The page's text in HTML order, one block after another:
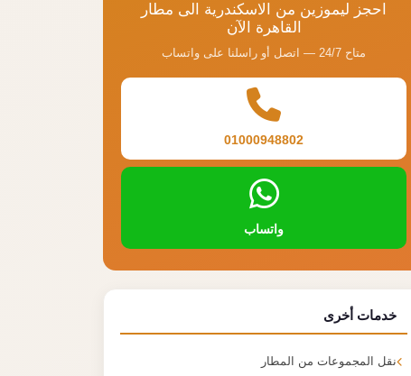
احجز ليموزين من الاسكندرية الى مطار
القاهرة الآن
متاح 24/7 — اتصل أو راسلنا على واتساب
01000948802
واتساب
خدمات أخرى
نقل المجموعات من المطار